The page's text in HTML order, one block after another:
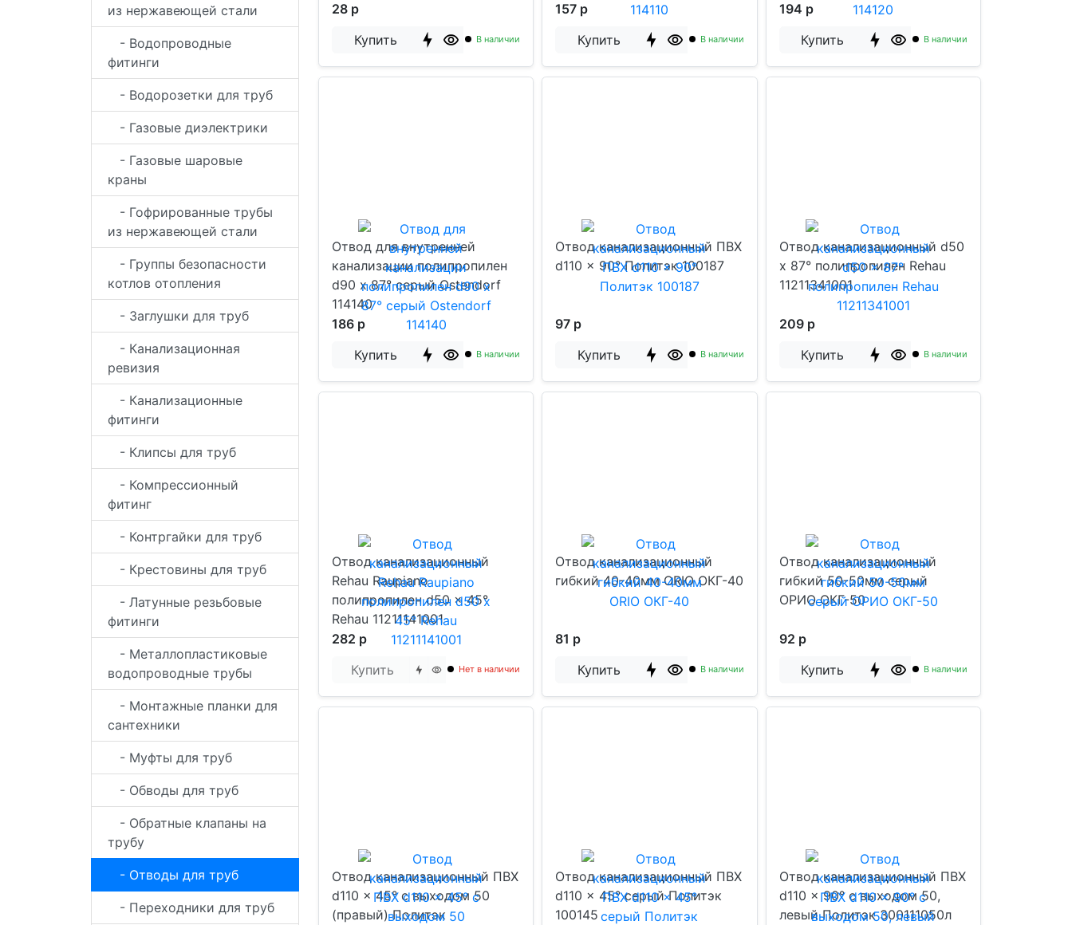
из нержавеющей стали
- Водопроводные
фитинги
- Водорозетки для труб
- Газовые диэлектрики
- Газовые шаровые
краны
- Гофрированные трубы
из нержавеющей стали
- Группы безопасности
котлов отопления
- Заглушки для труб
- Канализационная
ревизия
- Канализационные
фитинги
- Клипсы для труб
- Компрессионный
фитинг
- Контргайки для труб
- Крестовины для труб
- Латунные резьбовые
фитинги
- Металлопластиковые
водопроводные трубы
- Монтажные планки для
сантехники
- Муфты для труб
- Обводы для труб
- Обратные клапаны на
трубу
- Отводы для труб
- Переходники для труб
28 р
Купить
В наличии
157 р
Купить
В наличии
194 р
Купить
В наличии
Отвод для внутренней
канализации полипропилен
d90 х 87° серый Ostendorf
114140
186 р
Купить
В наличии
Отвод канализационный ПВХ
d110 x 90° Политэк 100187
97 р
Купить
В наличии
Отвод канализационный d50
x 87° полипропилен Rehau
11211341001
209 р
Купить
В наличии
Отвод канализационный
Rehau Raupiano
полипропилен d50 x 45°
Rehau 11211141001
282 р
Купить
Нет в наличии
Отвод канализационный
гибкий 40-40мм ORIO ОКГ-40
81 р
Купить
В наличии
Отвод канализационный
гибкий 50-50мм серый
ОРИО ОКГ-50
92 р
Купить
В наличии
Отвод канализационный ПВХ
d110 x 45° с выходом 50
(правый) Политэк
Отвод канализационный ПВХ
d110 x 45° серый Политэк
100145
Отвод канализационный ПВХ
d110 x 90° с выходом 50,
левый Политэк 300111050л